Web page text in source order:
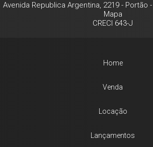
Avenida Republica Argentina, 2219- Portão -
Mapa
CRECI 643-J
Home
Venda
Locação
Lançamentos